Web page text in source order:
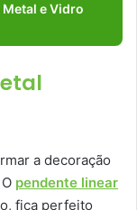
e Vidro
a decoração
pendente linear
fica perfeito